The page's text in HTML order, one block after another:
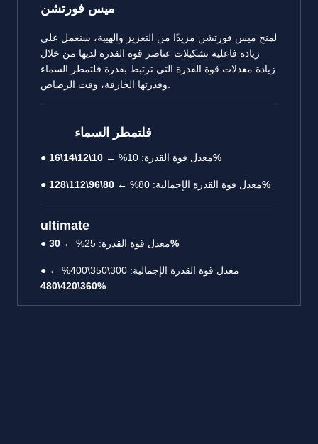
ميس فورتشن
لمنح ميس فورتشن مزيدًا من التعزيز والهيبة، سنعمل على
زيادة فاعلية تشكيلات عناصر قوة القدرة لديها من خلال
زيادة معدلات قوة القدرة التي ترتبط بقدرة فلتمطر السماء
فلتمطر السماء
● معدل قوة القدرة: 10% ←10\12\14\16%
● معدل قوة القدرة الإجمالية: 80% ←80\96\112\128%
ultimate
● معدل قوة القدرة: 25% ←30%
● معدل قوة القدرة الإجمالية: 300\350\400% ←
360\420\480%